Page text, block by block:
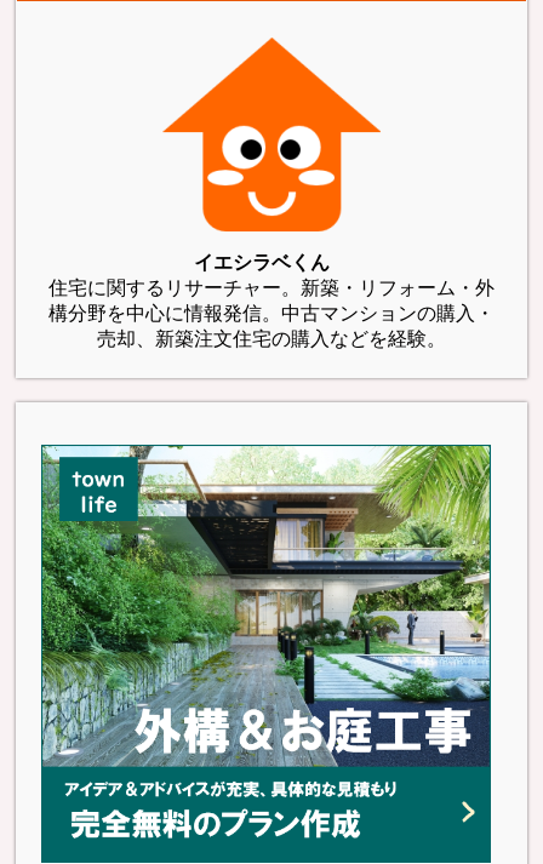
イエシラベくん
住宅に関するリサーチャー。新築・リフォーム・外
構分野を中心に情報発信。中古マンションの購入・
売却、新築注文住宅の購入などを経験。